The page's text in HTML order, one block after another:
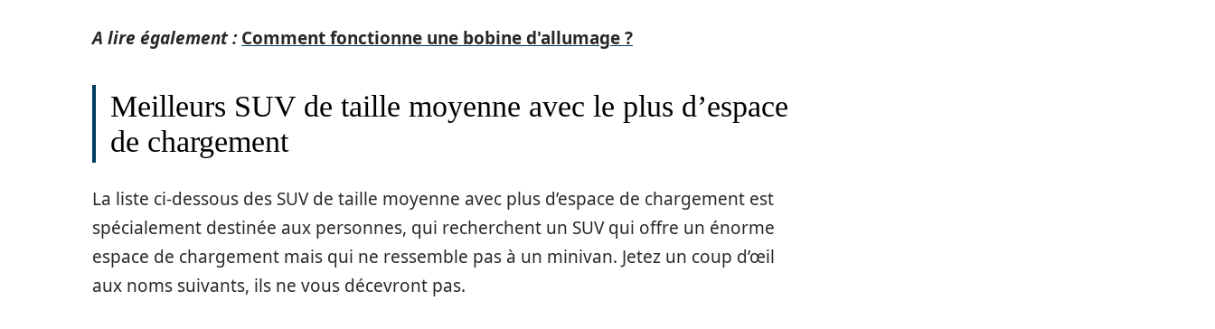
A lire également : Comment fonctionne une bobine d'allumage ?
Meilleurs SUV de taille moyenne avec le plus d’espace
de chargement
La liste ci-dessous des SUV de taille moyenne avec plus d’espace de chargement est
spécialement destinée aux personnes, qui recherchent un SUV qui offre un énorme
espace de chargement mais qui ne ressemble pas à un minivan. Jetez un coup d’œil
aux noms suivants, ils ne vous décevront pas.